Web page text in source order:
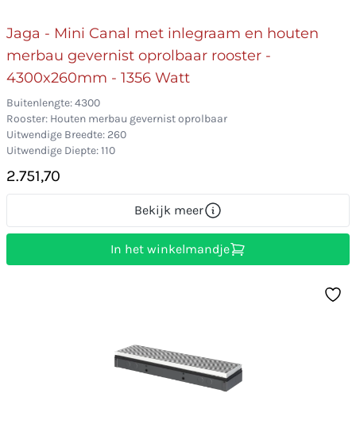
Jaga - Mini Canal met inlegraam en houten
merbau gevernist oprolbaar rooster -
4300x260mm - 1356 Watt
Buitenlengte: 4300
Rooster: Houten merbau gevernist oprolbaar
Uitwendige Breedte: 260
Uitwendige Diepte: 110
2.751,70
Bekijk meer
In het winkelmandje